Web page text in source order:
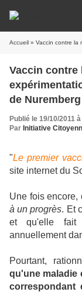
Accueil » Vaccin contre la
Vaccin contre
de Nuremberg
Publié le 19/10/2011
Par Initiative
"Le premier
site internet du
Une fois
à un progrès. Et
et qu'elle fait
annuellement
Pourtant,
qu'une maladie
correspondant